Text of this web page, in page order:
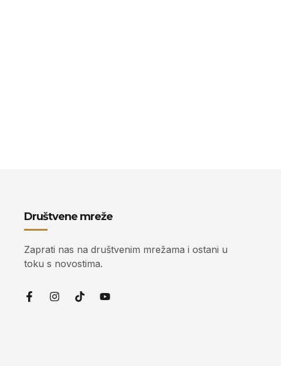
Društvene mreže
Zaprati nas na društvenim mrežama i ostani u
toku s novostima.